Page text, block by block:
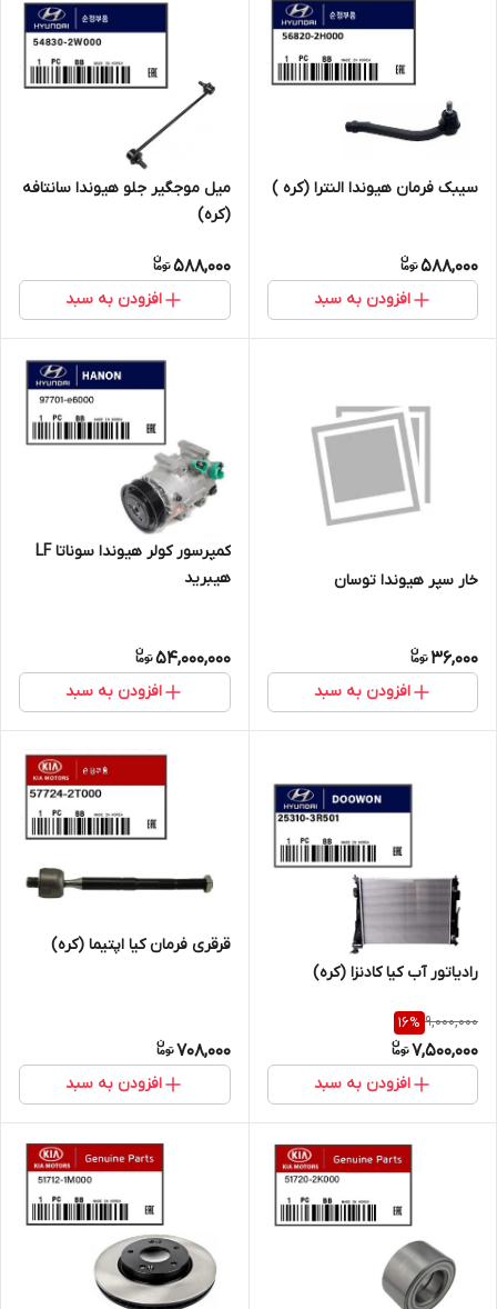
سیبک فرمان هیوندا النترا (کره )
588,000
افزودن به سبد
میل موجگیر جلو هیوندا سانتافه
(کره)
588,000
افزودن به سبد
خار سپر هیوندا توسان
36,000
افزودن به سبد
کمپرسور کولر هیوندا سوناتا LF
هیبرید
54,000,000
افزودن به سبد
رادیاتور آب کیا کادنزا (کره)
9,000,000
16%
7,500,000
افزودن به سبد
قرقری فرمان کیا اپتیما (کره)
708,000
افزودن به سبد